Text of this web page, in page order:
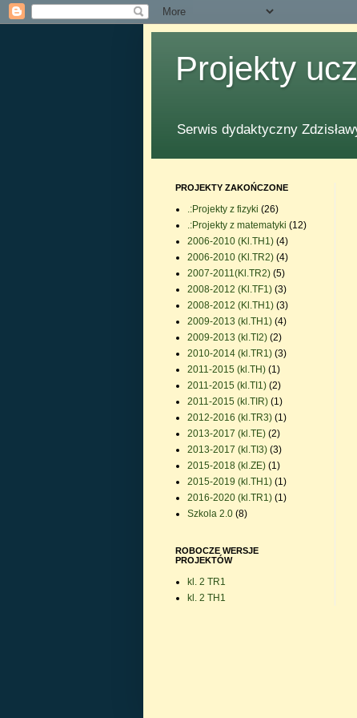
Projekty
Serwis dydaktyczny
PROJEKTY ZAKOŃCZONE
.:Projekty z fizyki (26)
.:Projekty z matematyki (12)
2006-2010 (Kl.TH1) (4)
2006-2010 (Kl.TR2) (4)
2007-2011(Kl.TR2) (5)
2008-2012 (Kl.TF1) (3)
2008-2012 (Kl.TH1) (3)
2009-2013 (kl.TH1) (4)
2009-2013 (kl.TI2) (2)
2010-2014 (kl.TR1) (3)
2011-2015 (kl.TH) (1)
2011-2015 (kl.TI1) (2)
2011-2015 (kl.TIR) (1)
2012-2016 (kl.TR3) (1)
2013-2017 (kl.TE) (2)
2013-2017 (kl.TI3) (3)
2015-2018 (kl.ZE) (1)
2015-2019 (kl.TH1) (1)
2016-2020 (kl.TR1) (1)
Szkola 2.0 (8)
ROBOCZE WERSJE
PROJEKTÓW
kl. 2 TR1
kl. 2 TH1